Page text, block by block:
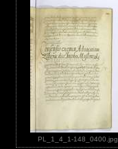
PL_1_4_1-148_0400.jpg